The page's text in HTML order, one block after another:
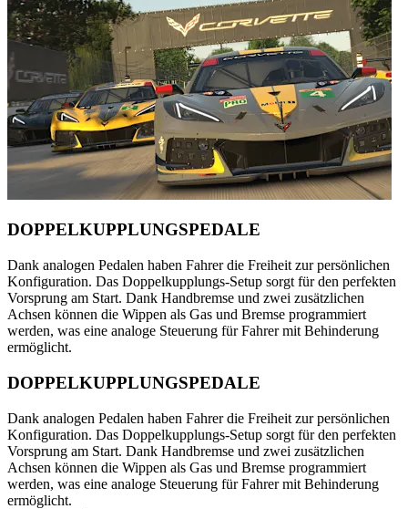
DOPPELKUPPLUNGSPEDALE
Dank analogen Pedalen haben Fahrer die Freiheit zur persönlichen
Konfiguration. Das Doppelkupplungs-Setup sorgt für den perfekten
Vorsprung am Start. Dank Handbremse und zwei zusätzlichen
Achsen können die Wippen als Gas und Bremse programmiert
werden, was eine analoge Steuerung für Fahrer mit Behinderung
ermöglicht.
DOPPELKUPPLUNGSPEDALE
Dank analogen Pedalen haben Fahrer die Freiheit zur persönlichen
Konfiguration. Das Doppelkupplungs-Setup sorgt für den perfekten
Vorsprung am Start. Dank Handbremse und zwei zusätzlichen
Achsen können die Wippen als Gas und Bremse programmiert
werden, was eine analoge Steuerung für Fahrer mit Behinderung
ermöglicht.